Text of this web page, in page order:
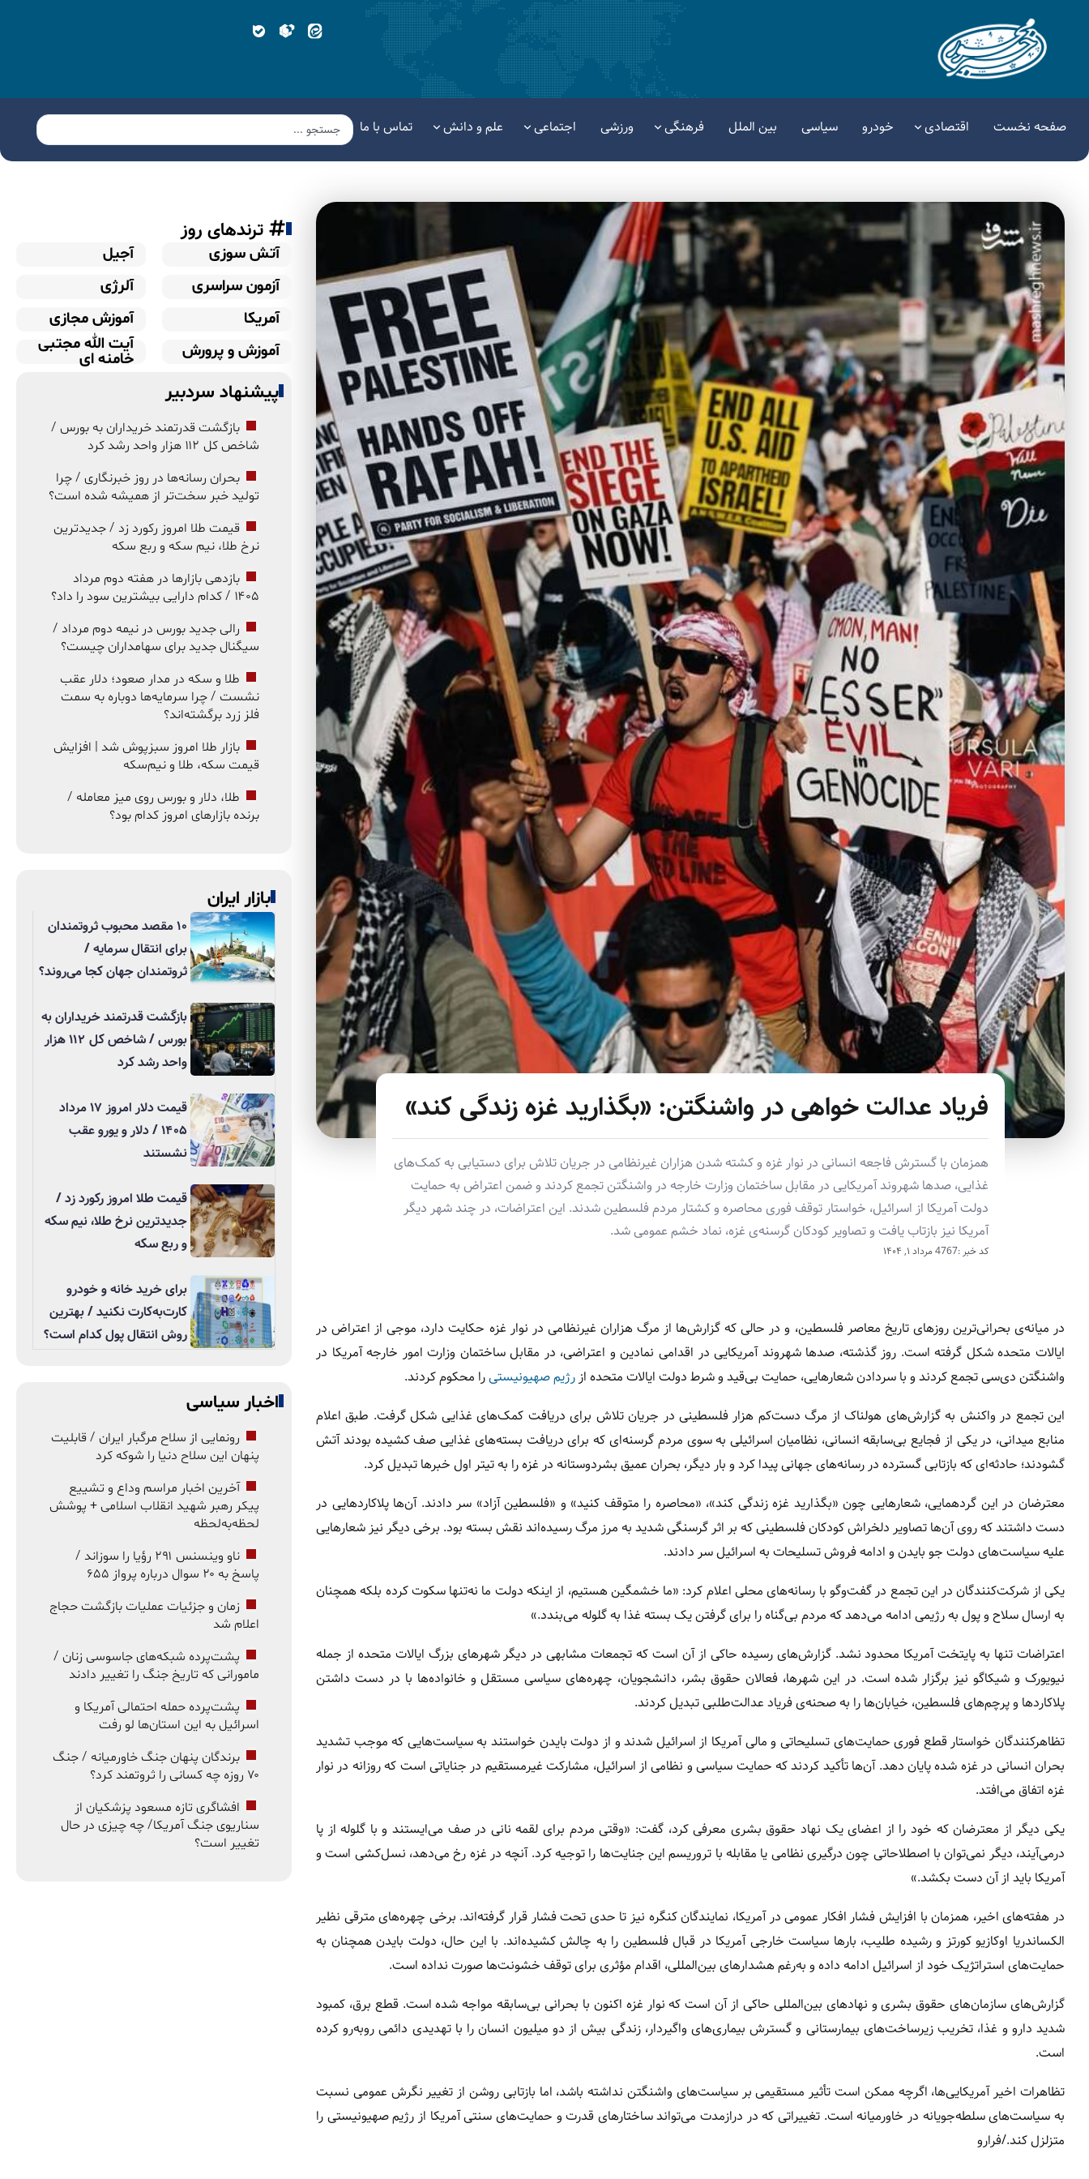
صفحه نخست اقتصادی خودرو سیاسی بین الملل فرهنگی ورزشی اجتماعی علم و دانش تماس با ما
فریاد عدالت‌ خواهی در واشنگتن: «بگذارید غزه زندگی کند»
همزمان با گسترش فاجعه انسانی در نوار غزه و کشته شدن هزاران غیرنظامی در جریان تلاش برای دستیابی به کمک‌های
غذایی، صدها شهروند آمریکایی در مقابل ساختمان وزارت خارجه در واشنگتن تجمع کردند و ضمن اعتراض به حمایت
دولت آمریکا از اسرائیل، خواستار توقف فوری محاصره و کشتار مردم فلسطین شدند. این اعتراضات، در چند شهر دیگر
آمریکا نیز بازتاب یافت و تصاویر کودکان گرسنه‌ی غزه، نماد خشم عمومی شد.
کد خبر :4767 مرداد ۱, ۱۴۰۴
در میانه‌ی بحرانی‌ترین روزهای تاریخ معاصر فلسطین، و در حالی که گزارش‌ها از مرگ هزاران غیرنظامی در نوار غزه حکایت دارد، موجی از اعتراض در
ایالات متحده شکل گرفته است. روز گذشته، صدها شهروند آمریکایی در اقدامی نمادین و اعتراضی، در مقابل ساختمان وزارت امور خارجه آمریکا در
واشنگتن دی‌سی تجمع کردند و با سردادن شعارهایی، حمایت بی‌قید و شرط دولت ایالات متحده از رژیم صهیونیستیرا محکوم کردند.
این تجمع در واکنش به گزارش‌های هولناک از مرگ دست‌کم هزار فلسطینی در جریان تلاش برای دریافت کمک‌های غذایی شکل گرفت. طبق اعلام
منابع میدانی، در یکی از فجایع بی‌سابقه انسانی، نظامیان اسرائیلی به سوی مردم گرسنه‌ای که برای دریافت بسته‌های غذایی صف کشیده بودند آتش
گشودند؛ حادثه‌ای که بازتابی گسترده در رسانه‌های جهانی پیدا کرد و بار دیگر، بحران عمیق بشردوستانه در غزه را به تیتر اول خبرها تبدیل کرد.
معترضان در این گردهمایی، شعارهایی چون «بگذارید غزه زندگی کند»، «محاصره را متوقف کنید» و «فلسطین آزاد» سر دادند. آن‌ها پلاکاردهایی در
دست داشتند که روی آن‌ها تصاویر دلخراش کودکان فلسطینی که بر اثر گرسنگی شدید به مرز مرگ رسیده‌اند نقش بسته بود. برخی دیگر نیز شعارهایی
علیه سیاست‌های دولت جو بایدن و ادامه فروش تسلیحات به اسرائیل سر دادند.
یکی از شرکت‌کنندگان در این تجمع در گفت‌وگو با رسانه‌های محلی اعلام کرد: «ما خشمگین هستیم، از اینکه دولت ما نه‌تنها سکوت کرده بلکه همچنان
به ارسال سلاح و پول به رژیمی ادامه می‌دهد که مردم بی‌گناه را برای گرفتن یک بسته غذا به گلوله می‌بندد.»
اعتراضات تنها به پایتخت آمریکا محدود نشد. گزارش‌های رسیده حاکی از آن است که تجمعات مشابهی در دیگر شهرهای بزرگ ایالات متحده از جمله
نیویورک و شیکاگو نیز برگزار شده است. در این شهرها، فعالان حقوق بشر، دانشجویان، چهره‌های سیاسی مستقل و خانواده‌ها با در دست داشتن
پلاکاردها و پرچم‌های فلسطین، خیابان‌ها را به صحنه‌ی فریاد عدالت‌طلبی تبدیل کردند.
تظاهرکنندگان خواستار قطع فوری حمایت‌های تسلیحاتی و مالی آمریکا از اسرائیل شدند و از دولت بایدن خواستند به سیاست‌هایی که موجب تشدید
بحران انسانی در غزه شده پایان دهد. آن‌ها تأکید کردند که حمایت سیاسی و نظامی از اسرائیل، مشارکت غیرمستقیم در جنایاتی است که روزانه در نوار
غزه اتفاق می‌افتد.
یکی دیگر از معترضان که خود را از اعضای یک نهاد حقوق بشری معرفی کرد، گفت: «وقتی مردم برای لقمه نانی در صف می‌ایستند و با گلوله از پا
درمی‌آیند، دیگر نمی‌توان با اصطلاحاتی چون درگیری نظامی یا مقابله با تروریسم این جنایت‌ها را توجیه کرد. آنچه در غزه رخ می‌دهد، نسل‌کشی است و
آمریکا باید از آن دست بکشد.»
در هفته‌های اخیر، همزمان با افزایش فشار افکار عمومی در آمریکا، نمایندگان کنگره نیز تا حدی تحت فشار قرار گرفته‌اند. برخی چهره‌های مترقی نظیر
الکساندریا اوکازیو کورتز و رشیده طلیب، بارها سیاست خارجی آمریکا در قبال فلسطین را به چالش کشیده‌اند. با این حال، دولت بایدن همچنان به
حمایت‌های استراتژیک خود از اسرائیل ادامه داده و به‌رغم هشدارهای بین‌المللی، اقدام مؤثری برای توقف خشونت‌ها صورت نداده است.
گزارش‌های سازمان‌های حقوق بشری و نهادهای بین‌المللی حاکی از آن است که نوار غزه اکنون با بحرانی بی‌سابقه مواجه شده است. قطع برق، کمبود
شدید دارو و غذا، تخریب زیرساخت‌های بیمارستانی و گسترش بیماری‌های واگیردار، زندگی بیش از دو میلیون انسان را با تهدیدی دائمی روبه‌رو کرده
است.
تظاهرات اخیر آمریکایی‌ها، اگرچه ممکن است تأثیر مستقیمی بر سیاست‌های واشنگتن نداشته باشد، اما بازتابی روشن از تغییر نگرش عمومی نسبت
به سیاست‌های سلطه‌جویانه در خاورمیانه است. تغییراتی که در درازمدت می‌تواند ساختارهای قدرت و حمایت‌های سنتی آمریکا از رژیم صهیونیستی را
متزلزل کند./فرارو
ترندهای روز
آتش سوزی
آجیل
آزمون سراسری
آلرژی
آمریکا
آموزش مجازی
آموزش و پرورش
آیت الله مجتبی
خامنه ای
پیشنهاد سردبیر
بازگشت قدرتمند خریداران به بورس /
شاخص کل ۱۱۲ هزار واحد رشد کرد
بحران رسانه‌ها در روز خبرنگاری / چرا
تولید خبر سخت‌تر از همیشه شده است؟
قیمت طلا امروز رکورد زد / جدیدترین
نرخ طلا، نیم سکه و ربع سکه
بازدهی بازارها در هفته دوم مرداد
۱۴۰۵ / کدام دارایی بیشترین سود را داد؟
رالی جدید بورس در نیمه دوم مرداد /
سیگنال جدید برای سهامداران چیست؟
طلا و سکه در مدار صعود؛ دلار عقب
نشست / چرا سرمایه‌ها دوباره به سمت
فلز زرد برگشته‌اند؟
بازار طلا امروز سبزپوش شد | افزایش
قیمت سکه، طلا و نیم‌سکه
طلا، دلار و بورس روی میز معامله /
برنده بازارهای امروز کدام بود؟
بازار ایران
۱۰ مقصد محبوب ثروتمندان
برای انتقال سرمایه /
ثروتمندان جهان کجا می‌روند؟
بازگشت قدرتمند خریداران به
بورس / شاخص کل ۱۱۲ هزار
واحد رشد کرد
قیمت دلار امروز ۱۷ مرداد
۱۴۰۵ / دلار و یورو عقب
نشستند
قیمت طلا امروز رکورد زد /
جدیدترین نرخ طلا، نیم سکه
و ربع سکه
برای خرید خانه و خودرو
کارت‌به‌کارت نکنید / بهترین
روش انتقال پول کدام است؟
اخبار سیاسی
رونمایی از سلاح مرگبار ایران / قابلیت
پنهان این سلاح دنیا را شوکه کرد
آخرین اخبار مراسم وداع و تشییع
پیکر رهبر شهید انقلاب اسلامی + پوشش
لحظه‌به‌لحظه
ناو وینسنس ۲۹۱ رؤیا را سوزاند /
پاسخ به ۲۰ سوال درباره پرواز ۶۵۵
زمان و جزئیات عملیات بازگشت حجاج
اعلام شد
پشت‌پرده شبکه‌های جاسوسی زنان /
مامورانی که تاریخ جنگ را تغییر دادند
پشت‌پرده حمله احتمالی آمریکا و
اسرائیل به این استان‌ها لو رفت
برندگان پنهان جنگ خاورمیانه / جنگ
۷۰ روزه چه کسانی را ثروتمند کرد؟
افشاگری تازه مسعود پزشکیان از
سناریوی جنگ آمریکا/ چه چیزی در حال
تغییر است؟